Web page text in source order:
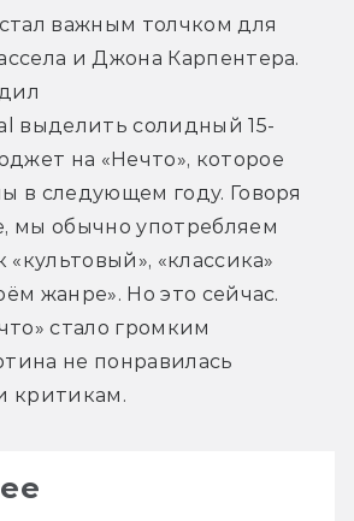
важным толчком для
и Джона Карпентера.
выделить солидный 15-
на «Нечто», которое
в следующем году. Говоря
мы обычно употребляем
«культовый», «классика»
жанре». Но это сейчас.
стало громким
не понравилась
критикам.